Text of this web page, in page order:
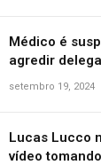
Médico é
agredir
durante
setembro 19, 2024
Lucas Lucco
vídeo